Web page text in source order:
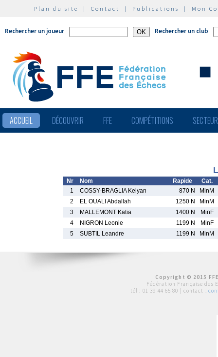
Plan du site | Contact | Publications | Mon
Rechercher un joueur Rechercher un club
ACCUEIL DÉCOUVRIR FFE COMPÉTITIONS
Nr Nom Rapide
Cat.
1
COSSY-BRAGLIA Kelyan 870 N
MinM
2
EL OUALI Abdallah 1250 N
MinM
3
MALLEMONT Katia 1400 N
MinF
4
NIGRON Leonie 1199 N
MinF
5
SUBTIL Leandre 1199 N MinM
Copyright © 2015
Fédération Française des
tél : 01 39 44 65 80 | contact :